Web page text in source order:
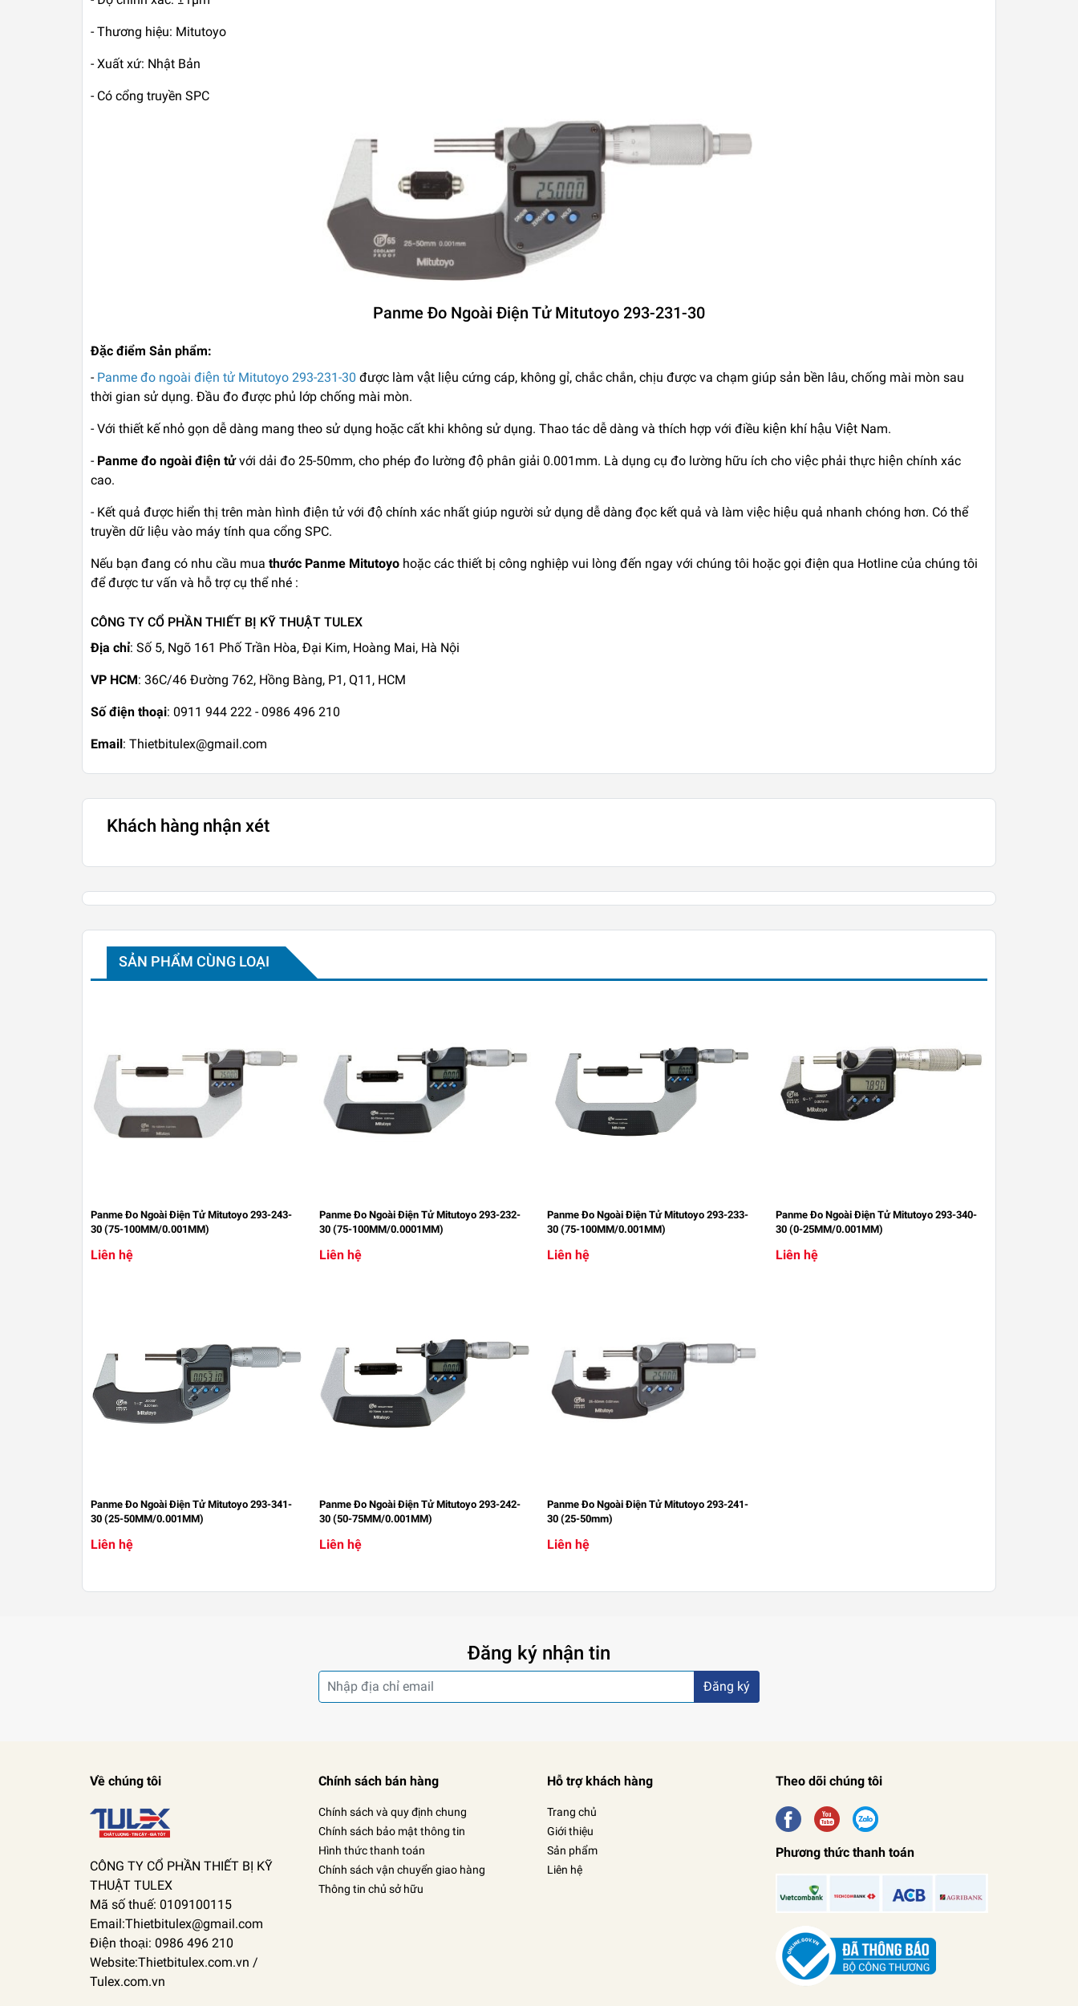
- Thương hiệu: Mitutoyo
- Xuất xứ: Nhật Bản
- Có cổng truyền SPC
Panme Đo Ngoài Điện Tử Mitutoyo 293-231-30
Đặc điểm Sản phẩm:
- Panme đo ngoài điện tử Mitutoyo 293-231-30 được làm vật liệu cứng cáp, không gỉ, chắc chắn, chịu được va chạm giúp sản bền lâu, chống mài mòn sau
thời gian sử dụng. Đầu đo được phủ lớp chống mài mòn.
- Với thiết kế nhỏ gọn dễ dàng mang theo sử dụng hoặc cất khi không sử dụng. Thao tác dễ dàng và thích hợp với điều kiện khí hậu Việt Nam.
- Panme đo ngoài điện tửvới dải đo 25-50mm, cho phép đo lường độ phân giải 0.001mm. Là dụng cụ đo lường hữu ích cho việc phải thực hiện chính xác
cao.
- Kết quả được hiển thị trên màn hình điện tử với độ chính xác nhất giúp người sử dụng dễ dàng đọc kết quả và làm việc hiệu quả nhanh chóng hơn. Có thể
truyền dữ liệu vào máy tính qua cổng SPC.
Nếu bạn đang có nhu cầu mua thước Panme Mitutoyo hoặc các thiết bị công nghiệp vui lòng đến ngay với chúng tôi hoặc gọi điện qua Hotline của chúng tôi
để được tư vấn và hỗ trợ cụ thể nhé :
CÔNG TY CỔ PHẦN THIẾT BỊ KỸ THUẬT TULEX
Địa chỉ: Số 5, Ngõ 161 Phố Trần Hòa, Đại Kim, Hoàng Mai, Hà Nội
VP HCM: 36C/46 Đường 762, Hồng Bàng, P1, Q11, HCM
Số điện thoại: 0911 944 222 - 0986 496 210
Email : Thietbitulex@gmail.com
Khách hàng nhận xét
SẢN PHẨM CÙNG LOẠI
Panme Đo Ngoài Điện Tử Mitutoyo 293-243-
30 (75-100MM/0.001MM)
Liên hệ
Panme Đo Ngoài Điện Tử Mitutoyo 293-232-
30 (75-100MM/0.0001MM)
Liên hệ
Panme Đo Ngoài Điện Tử Mitutoyo 293-233-
30 (75-100MM/0.001MM)
Liên hệ
Panme Đo Ngoài Điện Tử Mitutoyo 293-340-
30 (0-25MM/0.001MM)
Liên hệ
Panme Đo Ngoài Điện Tử Mitutoyo 293-341-
30 (25-50MM/0.001MM)
Liên hệ
Panme Đo Ngoài Điện Tử Mitutoyo 293-242-
30 (50-75MM/0.001MM)
Liên hệ
Panme Đo Ngoài Điện Tử Mitutoyo 293-241-
30 (25-50mm)
Liên hệ
Đăng ký nhận tin
Đăng ký
Về chúng tôi
CÔNG TY CỔ PHẦN THIẾT BỊ KỸ
THUẬT TULEX
Mã số thuế: 0109100115
Email:Thietbitulex@gmail.com
Điện thoại: 0986 496 210
Website:Thietbitulex.com.vn /
Tulex.com.vn
Chính sách bán hàng
Chính sách và quy định chung
Chính sách bảo mật thông tin
Hình thức thanh toán
Chính sách vận chuyển giao hàng
Thông tin chủ sở hữu
Hỗ trợ khách hàng
Trang chủ
Giới thiệu
Sản phẩm
Liên hệ
Theo dõi chúng tôi
Phương thức thanh toán